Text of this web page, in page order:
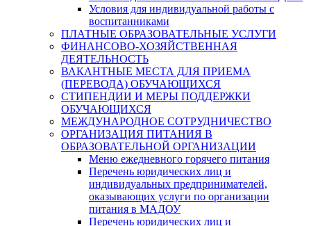
Условия для индивидуальной работы с
воспитанниками
ПЛАТНЫЕ ОБРАЗОВАТЕЛЬНЫЕ УСЛУГИ
ФИНАНСОВО-ХОЗЯЙСТВЕННАЯ
ДЕЯТЕЛЬНОСТЬ
ВАКАНТНЫЕ МЕСТА ДЛЯ ПРИЕМА
(ПЕРЕВОДА) ОБУЧАЮЩИХСЯ
СТИПЕНДИИ И МЕРЫ ПОДДЕРЖКИ
ОБУЧАЮЩИХСЯ
МЕЖДУНАРОДНОЕ СОТРУДНИЧЕСТВО
ОРГАНИЗАЦИЯ ПИТАНИЯ В
ОБРАЗОВАТЕЛЬНОЙ ОРГАНИЗАЦИИ
Меню ежедневного горячего питания
Перечень юридических лиц и
индивидуальных предпринимателей,
оказывающих услуги по организации
питания в МАДОУ
Перечень юридических лиц и